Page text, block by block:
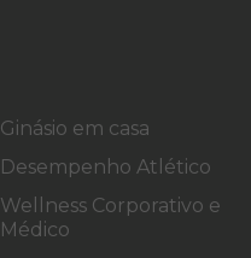
Ginásio em casa
Desempenho Atlético
Wellness Corporativo e
Médico